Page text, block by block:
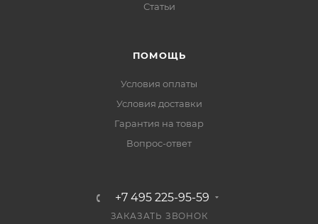
Статьи
ПОМОЩЬ
Условия оплаты
Условия доставки
Гарантия на товар
Вопрос-ответ
+7 495 225-95-59
ЗАКАЗАТЬ ЗВОНОК